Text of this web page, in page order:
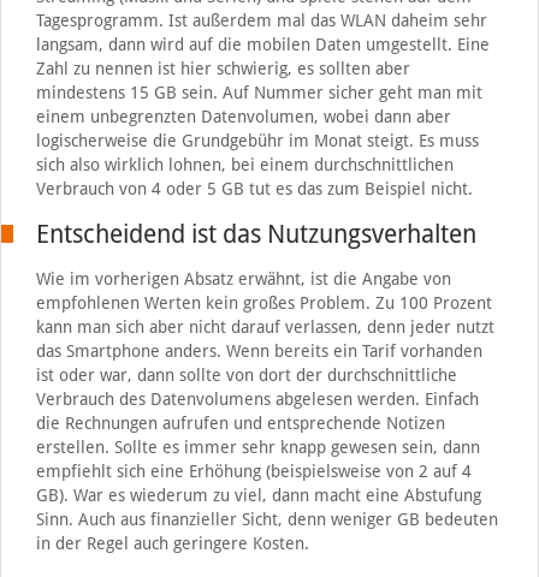
Tagesprogramm. Ist außerdem mal das WLAN daheim sehr
langsam, dann wird auf die mobilen Daten umgestellt. Eine
Zahl zu nennen ist hier schwierig, es sollten aber
mindestens 15 GB sein. Auf Nummer sicher geht man mit
einem unbegrenzten Datenvolumen, wobei dann aber
logischerweise die Grundgebühr im Monat steigt. Es muss
sich also wirklich lohnen, bei einem durchschnittlichen
Verbrauch von 4 oder 5 GB tut es das zum Beispiel nicht.
Entscheidend ist das Nutzungsverhalten
Wie im vorherigen Absatz erwähnt, ist die Angabe von
empfohlenen Werten kein großes Problem. Zu 100 Prozent
kann man sich aber nicht darauf verlassen, denn jeder nutzt
das Smartphone anders. Wenn bereits ein Tarif vorhanden
ist oder war, dann sollte von dort der durchschnittliche
Verbrauch des Datenvolumens abgelesen werden. Einfach
die Rechnungen aufrufen und entsprechende Notizen
erstellen. Sollte es immer sehr knapp gewesen sein, dann
empfiehlt sich eine Erhöhung (beispielsweise von 2 auf 4
GB). War es wiederum zu viel, dann macht eine Abstufung
Sinn. Auch aus finanzieller Sicht, denn weniger GB bedeuten
in der Regel auch geringere Kosten.